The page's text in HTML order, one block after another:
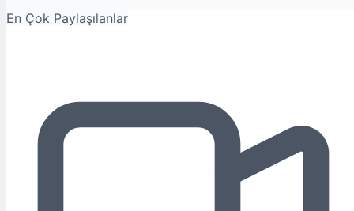
En Çok Paylaşılanlar